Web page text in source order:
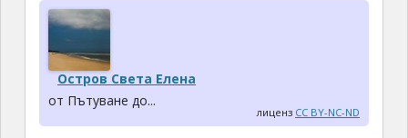
Остров Света Елена
от Пътуване до...
лиценз CC BY-NC-ND